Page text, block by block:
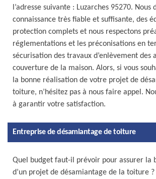
l’adresse suivante : Luzarches 95270. Nous
connaissance très fiable et suffisante, des
protection complets et nous respectons
réglementations et les préconisations en
sécurisation des travaux d’enlèvement des
couverture de la maison. Alors, si vous
la bonne réalisation de votre projet de
toiture, n’hésitez pas à nous faire appel.
à garantir votre satisfaction.
Entreprise de désamiantage de toiture
Quel budget faut-il prévoir pour assurer la
d’un projet de désamiantage de la toiture